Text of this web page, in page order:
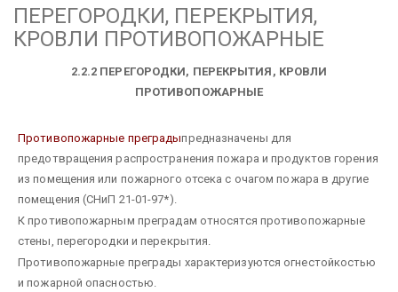
ПЕРЕГОРОДКИ, ПЕРЕКРЫТИЯ,
КРОВЛИ ПРОТИВОПОЖАРНЫЕ
2.2.2 ПЕРЕГОРОДКИ, ПЕРЕКРЫТИЯ, КРОВЛИ
ПРОТИВОПОЖАРНЫЕ
Противопожарные преградыпредназначены для
предотвращения распространения пожара и продуктов горения
из помещения или пожарного отсека с очагом пожара в другие
помещения (СНиП 21-01-97*).
К противопожарным преградам относятся противопожарные
стены, перегородки и перекрытия.
Противопожарные преграды характеризуются огнестойкостью
и пожарной опасностью.